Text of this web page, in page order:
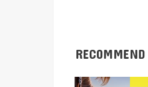
RECOMMEND